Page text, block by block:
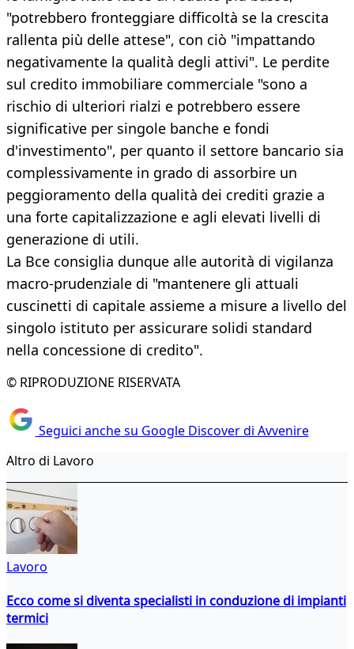
"potrebbero fronteggiare difficoltà se la crescita
rallenta più delle attese", con ciò "impattando
negativamente la qualità degli attivi". Le perdite
sul credito immobiliare commerciale "sono a
rischio di ulteriori rialzi e potrebbero essere
significative per singole banche e fondi
d'investimento", per quanto il settore bancario sia
complessivamente in grado di assorbire un
peggioramento della qualità dei crediti grazie a
una forte capitalizzazione e agli elevati livelli di
generazione di utili.
La Bce consiglia dunque alle autorità di vigilanza
macro-prudenziale di "mantenere gli attuali
cuscinetti di capitale assieme a misure a livello del
singolo istituto per assicurare solidi standard
nella concessione di credito".
© RIPRODUZIONE RISERVATA
Seguici anche su Google Discover di Avvenire
Altro di Lavoro
Lavoro
Ecco come si diventa specialisti in conduzione di impianti
termici